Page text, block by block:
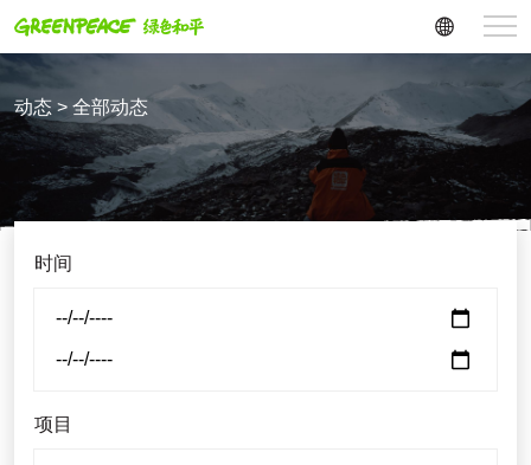
动态 > 全部动态
时间
项目